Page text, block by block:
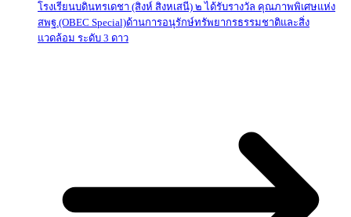
โรงเรียนบดินทรเดชา (สิงห์ สิงหเสนี) ๒ ได้รับรางวัล คุณภาพพิเศษแห่ง
สพฐ.(OBEC Special)ด้านการอนุรักษ์ทรัพยากรธรรมชาติและสิ่ง
แวดล้อม ระดับ 3 ดาว